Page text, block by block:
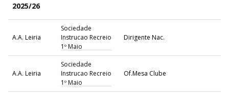
2025/26
A.A. Leiria
Sociedade
Instrucao Recreio
1º Maio
Dirigente Nac.
A.A. Leiria
Sociedade
Instrucao Recreio
1º Maio
Of.Mesa Clube